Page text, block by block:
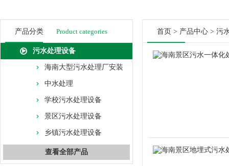
产品分类 Product categories
污水处理设备
海南大型污水处理厂安装
中水处理
学校污水处理设备
景区污水处理设备
乡镇污水处理设备
查看全部产品
首页 > 产品中心 > 污